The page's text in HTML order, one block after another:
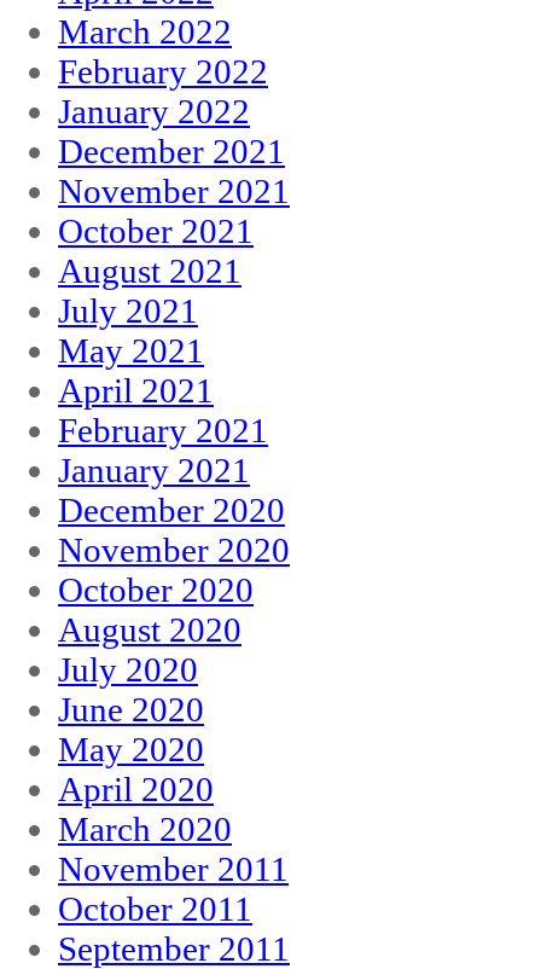
March 2022
February 2022
January 2022
December 2021
November 2021
October 2021
August 2021
July 2021
May 2021
April 2021
February 2021
January 2021
December 2020
November 2020
October 2020
August 2020
July 2020
June 2020
May 2020
April 2020
March 2020
November 2011
October 2011
September 2011